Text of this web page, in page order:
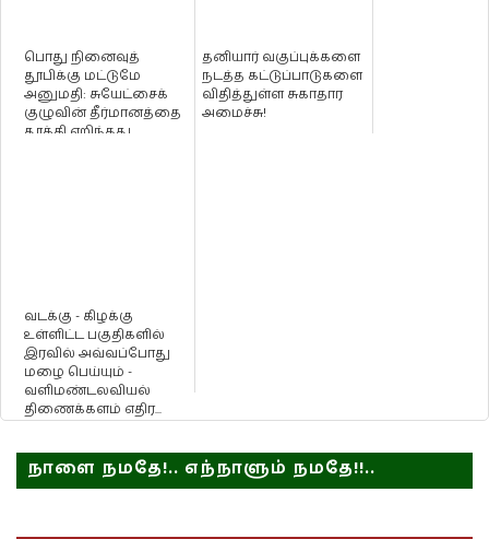
பொது நினைவுத்
தூபிக்கு மட்டுமே
அனுமதி: சுயேட்சைக்
குழுவின் தீர்மானத்தை
தூக்கி எறிந்தது
தனியார் வகுப்புக்களை
நடத்த கட்டுப்பாடுகளை
விதித்துள்ள சுகாதார
அமைச்சு!
வடக்கு - கிழக்கு
உள்ளிட்ட பகுதிகளில்
இரவில் அவ்வப்போது
மழை பெய்யும் -
வளிமண்டலவியல்
திணைக்களம் எதிர...
நாளை நமதே!.. எந்நாளும் நமதே!!..